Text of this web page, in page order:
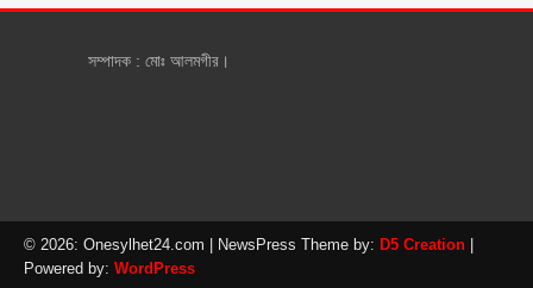
সম্পাদক : মোঃ আলমগীর।
© 2026: Onesylhet24.com | NewsPress Theme by: D5 Creation
Powered by: WordPress